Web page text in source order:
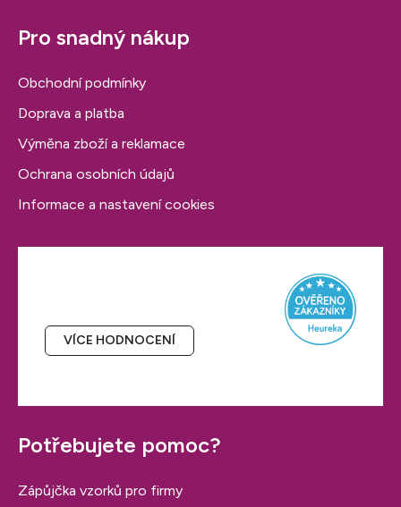
VÍCE HODNOCENÍ
Pro snadný nákup
Obchodní podmínky
Doprava a platba
Výměna zboží a reklamace
Ochrana osobních údajů
Informace a nastavení cookies
Potřebujete pomoc?
Zápůjčka vzorků pro firmy